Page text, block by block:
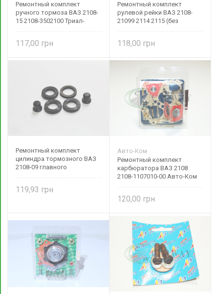
Ремонтный комплект
ручного тормоза ВАЗ 2108-
15 2108-3502100 Триал-
117,00
Ремонтный комплект
рулевой рейки ВАЗ 2108-
21099 2114 2115 (без
118,00
Ремонтный комплект
цилиндра тормозного ВАЗ
2108-09 главного
119,93
Авто-Ком
Ремонтный комплект
карбюратора ВАЗ 2108
2108-1107010-00 Авто-Ком
120,00